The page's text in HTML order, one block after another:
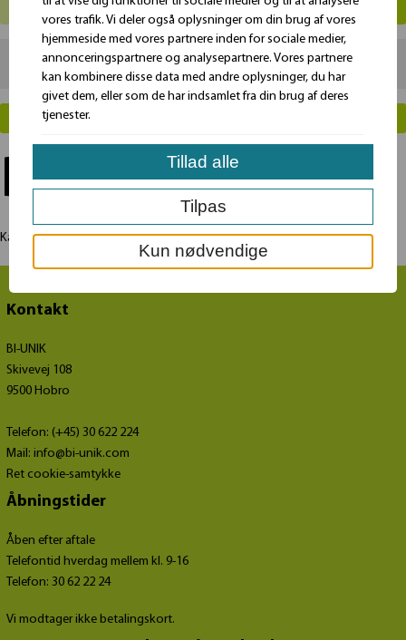
Total 99
Beskrivelse
Kassen er flamberet så den får en varm glød over sig.
Kontakt
BI-UNIK
Skivevej 108
9500 Hobro
Telefon: (+45) 30 622 224
Mail: info@bi-unik.com
Ret cookie-samtykke
Åbningstider
Åben efter aftale
Telefontid hverdag mellem kl. 9-16
Telefon: 30 62 22 24
Vi modtager ikke betalingskort.
vores trafik. Vi deler også oplysninger om din brug af vores
hjemmeside med vores partnere inden for sociale medier,
annonceringspartnere og analysepartnere. Vores partnere
kan kombinere disse data med andre oplysninger, du har
givet dem, eller som de har indsamlet fra din brug af deres
tjenester.
Kun nødvendige
Tilpas
Tillad alle